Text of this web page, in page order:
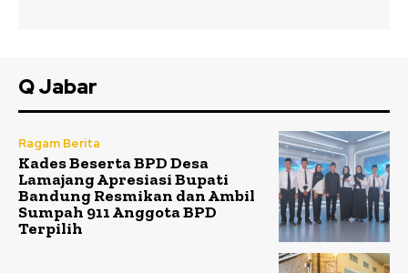
Q Jabar
Ragam Berita
Kades Beserta BPD Desa
Lamajang Apresiasi Bupati
Bandung Resmikan dan Ambil
Sumpah 911 Anggota BPD
Terpilih